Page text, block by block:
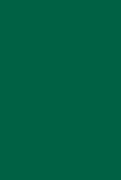
window)